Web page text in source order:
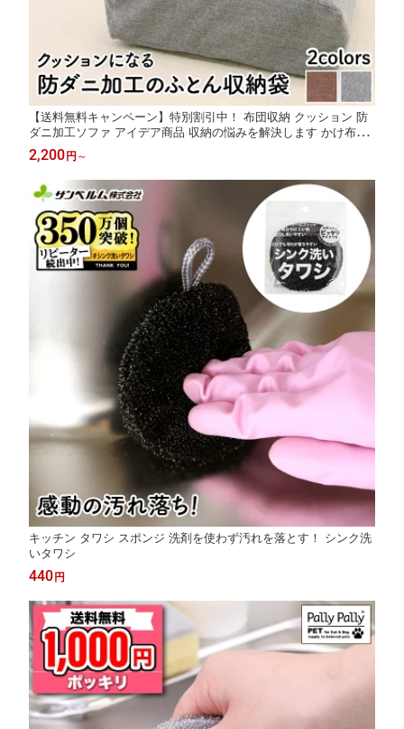
【送料無料キャンペーン】特別割引中！ 布団収納 クッション 防
ダニ加工ソファ アイデア商品 収納の悩みを解決します かけ布団
座布団 こたつ布団 サンベルム かけ布団がクッションになるふと
ん収納袋
2,200 円 ～
キッチン タワシ スポンジ 洗剤を使わず汚れを落とす！ シンク洗
いタワシ
440 円